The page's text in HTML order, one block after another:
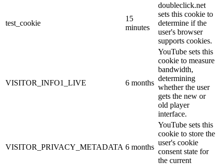
test_cookie
15
minutes
doubleclick.net
sets this cookie to
determine if the
user's browser
supports cookies.
VISITOR_INFO1_LIVE 6 months
YouTube sets this
cookie to measure
bandwidth,
determining
whether the user
gets the new or
old player
interface.
VISITOR_PRIVACY_METADATA 6 months
YouTube sets this
cookie to store the
user's cookie
consent state for
the current